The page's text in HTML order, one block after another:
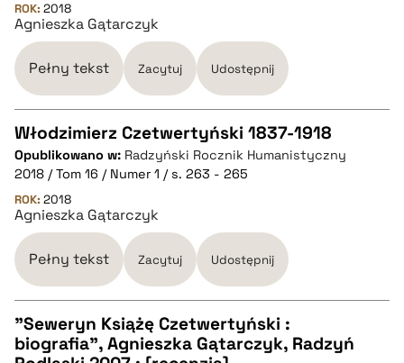
pobierz cytat
pobierz cytat
ROK: 2018
Agnieszka Gątarczyk
Pełny tekst Zacytuj Udostępnij
CZYSTY TEKST
pobierz cytat
pobierz cytat
Włodzimierz Czetwertyński 1837-1918
Opublikowano w: Radzyński Rocznik Humanistyczny
2018 / Tom 16 / Numer 1 / s. 263 - 265
ROK: 2018
Agnieszka Gątarczyk
Pełny tekst Zacytuj Udostępnij
"Seweryn Książę Czetwertyński :
biografia", Agnieszka Gątarczyk, Radzyń